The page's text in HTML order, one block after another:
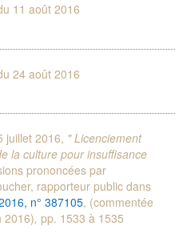
11 août 2016
24 août 2016
juillet 2016, " Licenciement
la culture pour insuffisance
prononcées par
rapporteur public dans
n° 387105, (commentée
2016), pp. 1533 à 1535